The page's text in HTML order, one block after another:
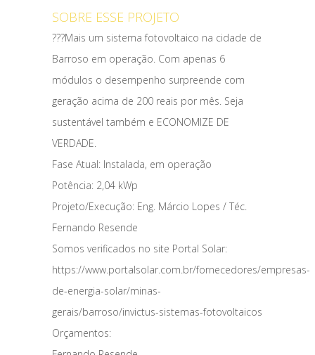
SOBRE ESSE PROJETO
???Mais um sistema fotovoltaico na cidade de
Barroso em operação. Com apenas 6
módulos o desempenho surpreende com
geração acima de 200 reais por mês. Seja
sustentável também e ECONOMIZE DE
VERDADE.
Fase Atual: Instalada, em operação
Potência: 2,04 kWp
Projeto/Execução: Eng. Márcio Lopes / Téc.
Fernando Resende
Somos verificados no site Portal Solar:
https://www.portalsolar.com.br/fornecedores/empresas-
de-energia-solar/minas-
gerais/barroso/invictus-sistemas-fotovoltaicos
Orçamentos: